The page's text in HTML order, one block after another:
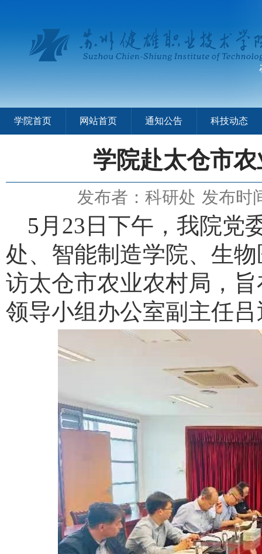
学院首页 网站首页 通知公告 科技动态
学院赴太仓市
发布者：科研处 发布时
5 月 23 日下午，我院党
处、智能制造学院、生
访太仓市农业农村局 ，
领导小组办公室副主任